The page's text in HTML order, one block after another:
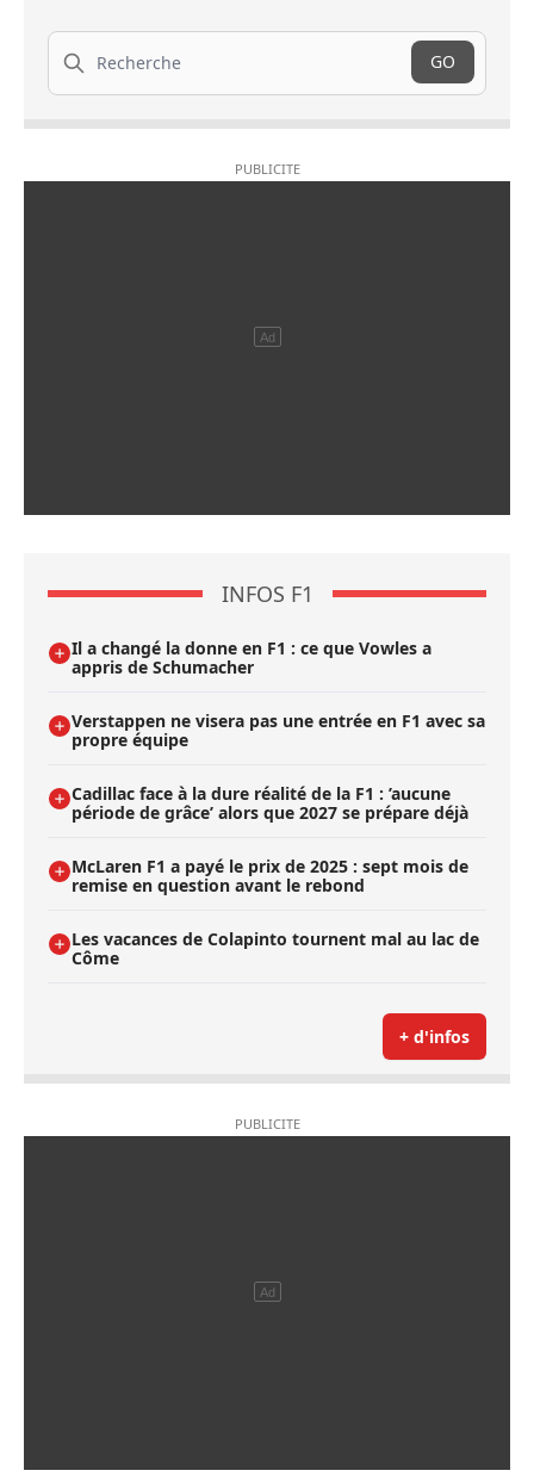
Recherche
GO
INFOS F1
Il a changé la donne en F1 : ce que Vowles a
appris de Schumacher
Verstappen ne visera pas une entrée en F1 avec sa
propre équipe
Cadillac face à la dure réalité de la F1 : ’aucune
période de grâce’ alors que 2027 se prépare déjà
McLaren F1 a payé le prix de 2025 : sept mois de
remise en question avant le rebond
Les vacances de Colapinto tournent mal au lac de
Côme
+ d'infos